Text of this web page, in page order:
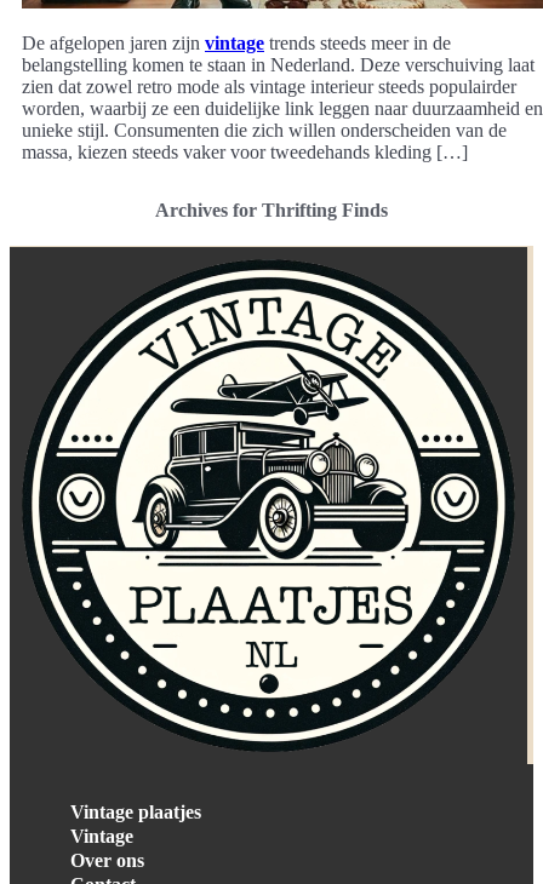
De afgelopen jaren zijn vintage trends steeds meer in de
belangstelling komen te staan in Nederland. Deze verschuiving laat
zien dat zowel retro mode als vintage interieur steeds populairder
worden, waarbij ze een duidelijke link leggen naar duurzaamheid en
unieke stijl. Consumenten die zich willen onderscheiden van de
massa, kiezen steeds vaker voor tweedehands kleding […]
Archives for Thrifting Finds
Vintage plaatjes
Vintage
Over ons